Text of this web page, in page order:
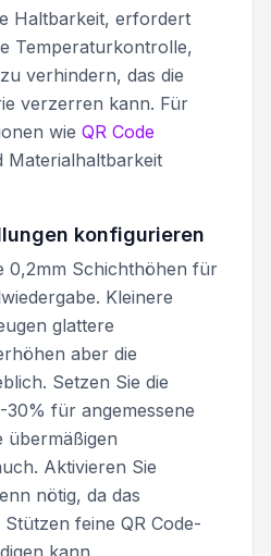
Haltbarkeit, erfordert
Temperaturkontrolle,
verhindern, das die
verzerren kann. Für
wie QR Code
Materialhaltbarkeit
konfigurieren
0,2mm Schichthöhen für
Kleinere
glattere
aber die
Setzen Sie die
für angemessene
übermäßigen
Aktivieren Sie
nötig, da das
feine QR Code-
kann.